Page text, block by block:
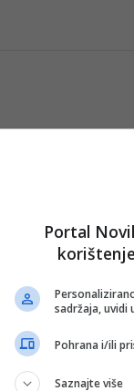
Konjički
Portal
sadržaja, uvidi
Pohrana i/ili
Saznajte više